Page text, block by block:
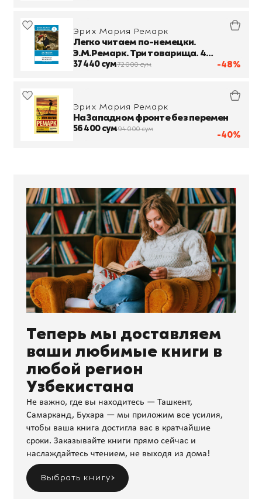
-48%
Эрих Мария Ремарк
Легко читаем по-немецки.
Э.М.Ремарк. Три товарища. 4
уровень
37 440 сум72 000 сум
-40%
Эрих Мария Ремарк
На Западном фронте без перемен
56 400 сум94 000 сум
Теперь мы доставляем
ваши любимые книги в
любой регион
Узбекистана
Не важно, где вы находитесь — Ташкент,
Самарканд, Бухара — мы приложим все усилия,
чтобы ваша книга достигла вас в кратчайшие
сроки. Заказывайте книги прямо сейчас и
наслаждайтесь чтением, не выходя из дома!
Выбрать книгу